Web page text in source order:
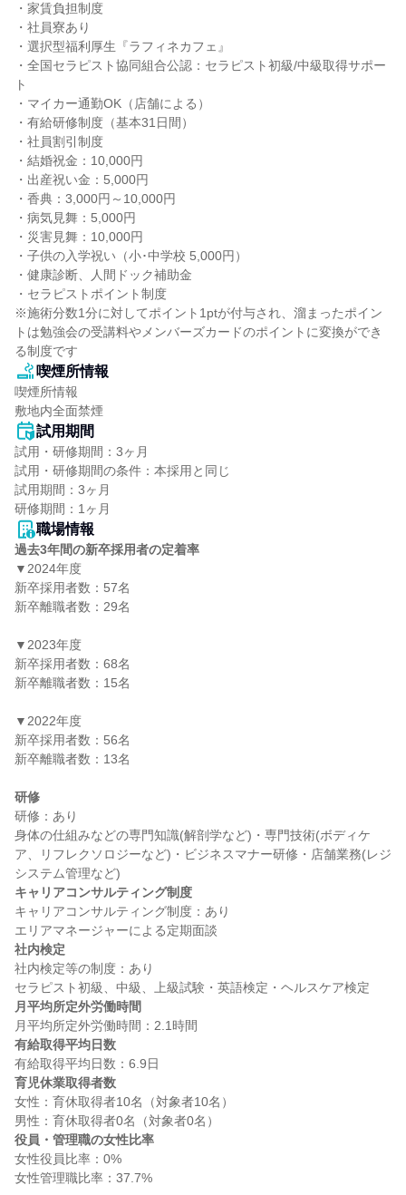
・家賃負担制度
・社員寮あり
・選択型福利厚生『ラフィネカフェ』
・全国セラピスト協同組合公認：セラピスト初級/中級取得サポー
ト
・マイカー通勤OK（店舗による）
・有給研修制度（基本31日間）
・社員割引制度
・結婚祝金：10,000円
・出産祝い金：5,000円
・香典：3,000円～10,000円
・病気見舞：5,000円
・災害見舞：10,000円
・子供の入学祝い（小･中学校 5,000円）
・健康診断、人間ドック補助金
・セラピストポイント制度
※施術分数1分に対してポイント1ptが付与され、溜まったポイン
トは勉強会の受講料やメンバーズカードのポイントに変換ができ
る制度です
喫煙所情報
喫煙所情報
敷地内全面禁煙
試用期間
試用・研修期間：3ヶ月
試用・研修期間の条件：本採用と同じ
試用期間：3ヶ月
職場情報
過去3年間の新卒採用者の定着率
▼2024年度
新卒採用者数：57名
新卒離職者数：29名
▼2023年度
新卒採用者数：68名
新卒離職者数：15名
▼2022年度
新卒採用者数：56名
新卒離職者数：13名
研修
研修：あり
身体の仕組みなどの専門知識(解剖学など)・専門技術(ボディケ
ア、リフレクソロジーなど)・ビジネスマナー研修・店舗業務(レジ
キャリアコンサルティング制度
キャリアコンサルティング制度：あり
社内検定
社内検定等の制度：あり
月平均所定外労働時間
有給取得平均日数
育児休業取得者数
女性：育休取得者10名（対象者10名）
役員・管理職の女性比率
女性役員比率：0%